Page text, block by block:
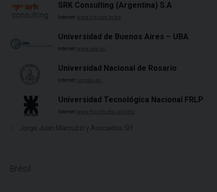
SRK Consulting (Argentina) S.A
Internet: www.srk.com.ar/es
Universidad de Buenos Aires – UBA
Internet: www.uba.ar/
Universidad Nacional de Rosario
Internet: unr.edu.ar/
Universidad Tecnológica Nacional FRLP
Internet: www.frlp.utn.edu.ar/web/
Jorge Juan Marcuzzi y Asociados SH
Brésil